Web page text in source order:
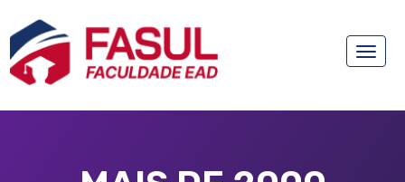
Toggle